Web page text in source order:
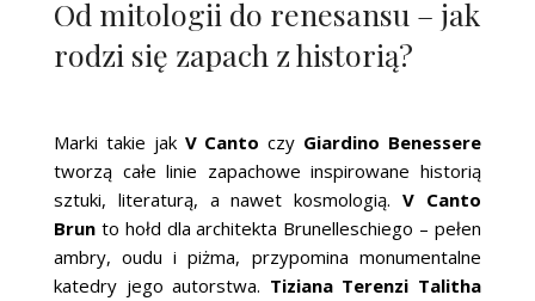
Od mitologii do renesansu – jak
rodzi się zapach z historią?
Marki takie jak V Canto czy Giardino Benessere
tworzą całe linie zapachowe inspirowane historią
sztuki, literaturą, a nawet kosmologią. V Canto
Brun to hołd dla architekta Brunelleschiego – pełen
ambry, oudu i piżma, przypomina monumentalne
katedry jego autorstwa. Tiziana Terenzi Talitha